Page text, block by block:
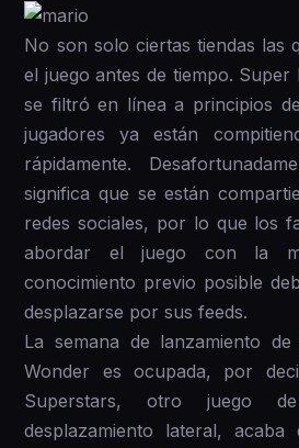
No son solo ciertas tiendas las
el juego antes de tiempo.
se filtró en línea a principios
jugadores ya están
rápidamente.
significa que se están
redes sociales, por lo que los
abordar el juego con la
conocimiento previo posible
desplazarse por sus feeds.
La semana de lanzamiento
Wonder es ocupada, por
Superstars, otro juego
desplazamiento lateral,